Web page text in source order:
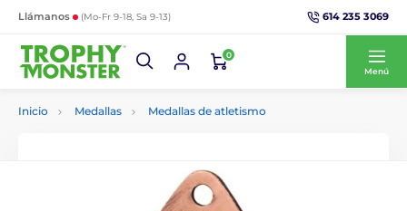
Llámanos (Mo-Fr 9-18, Sa 9-13) 614 235 3069
0
Menú
Inicio Medallas Medallas de atletismo